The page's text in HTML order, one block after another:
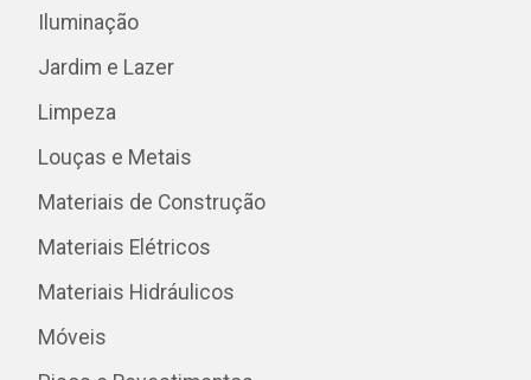
Iluminação
Jardim e Lazer
Limpeza
Louças e Metais
Materiais de Construção
Materiais Elétricos
Materiais Hidráulicos
Móveis